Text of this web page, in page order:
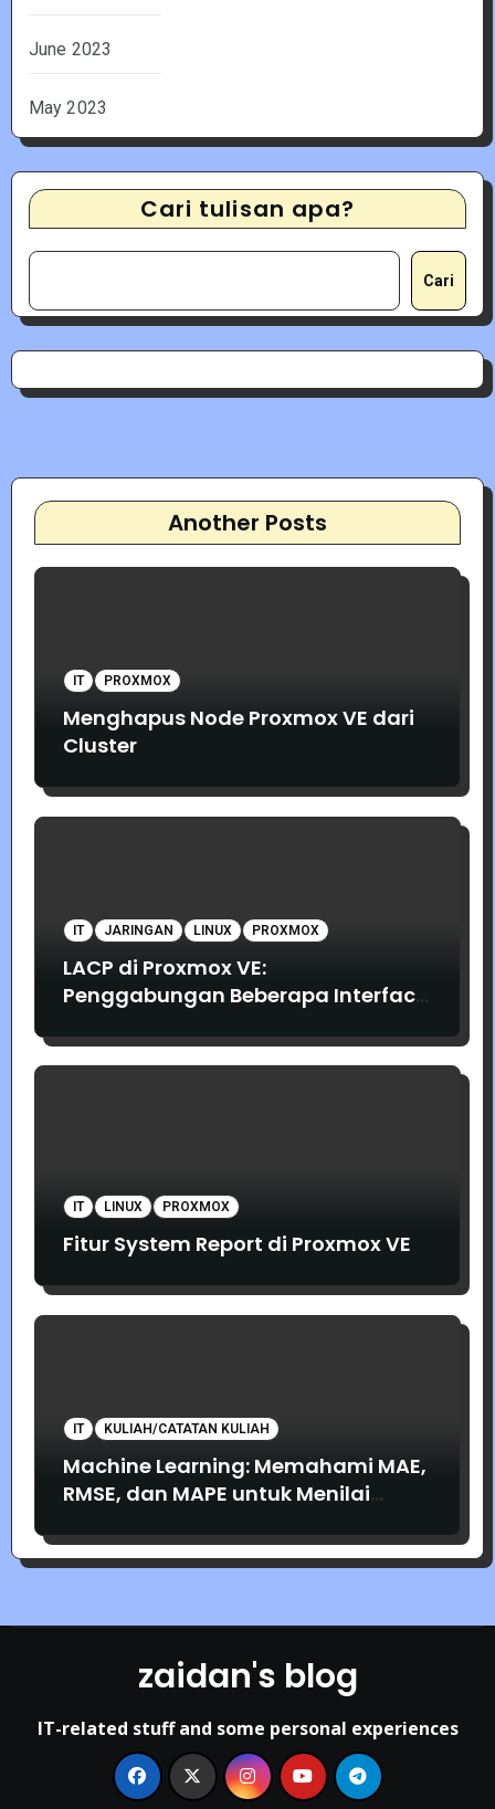
June 2023
May 2023
Cari tulisan apa?
Cari
Another Posts
IT PROXMOX
Menghapus Node Proxmox VE dari
Cluster
IT JARINGAN LINUX PROXMOX
LACP di Proxmox VE:
Penggabungan Beberapa Interface
IT LINUX PROXMOX
Fitur System Report di Proxmox VE
IT KULIAH/CATATAN KULIAH
Machine Learning: Memahami MAE,
RMSE, dan MAPE untuk Menilai
zaidan's blog
IT-related stuff and some personal experiences